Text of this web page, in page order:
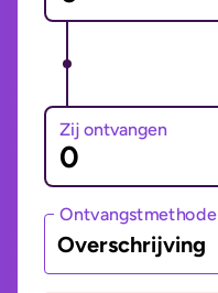
Zij ontvangen
Ontvangstmethode
Overschrijving